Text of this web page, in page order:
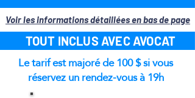
Voir les informations détaillées en bas de page
TOUT INCLUS AVEC AVOCAT
Le tarif est majoré de 100 $ si vous
réservez un rendez-vous à 19h